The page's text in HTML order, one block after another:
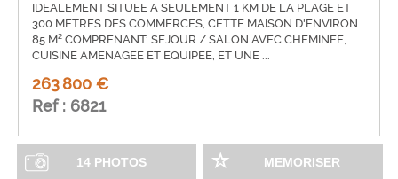
IDEALEMENT SITUEE A SEULEMENT 1 KM DE LA PLAGE ET
300 METRES DES COMMERCES, CETTE MAISON D'ENVIRON
85 M² COMPRENANT: SEJOUR / SALON AVEC CHEMINEE,
CUISINE AMENAGEE ET EQUIPEE, ET UNE ...
263 800 €
Ref : 6821
14 PHOTOS MEMORISER